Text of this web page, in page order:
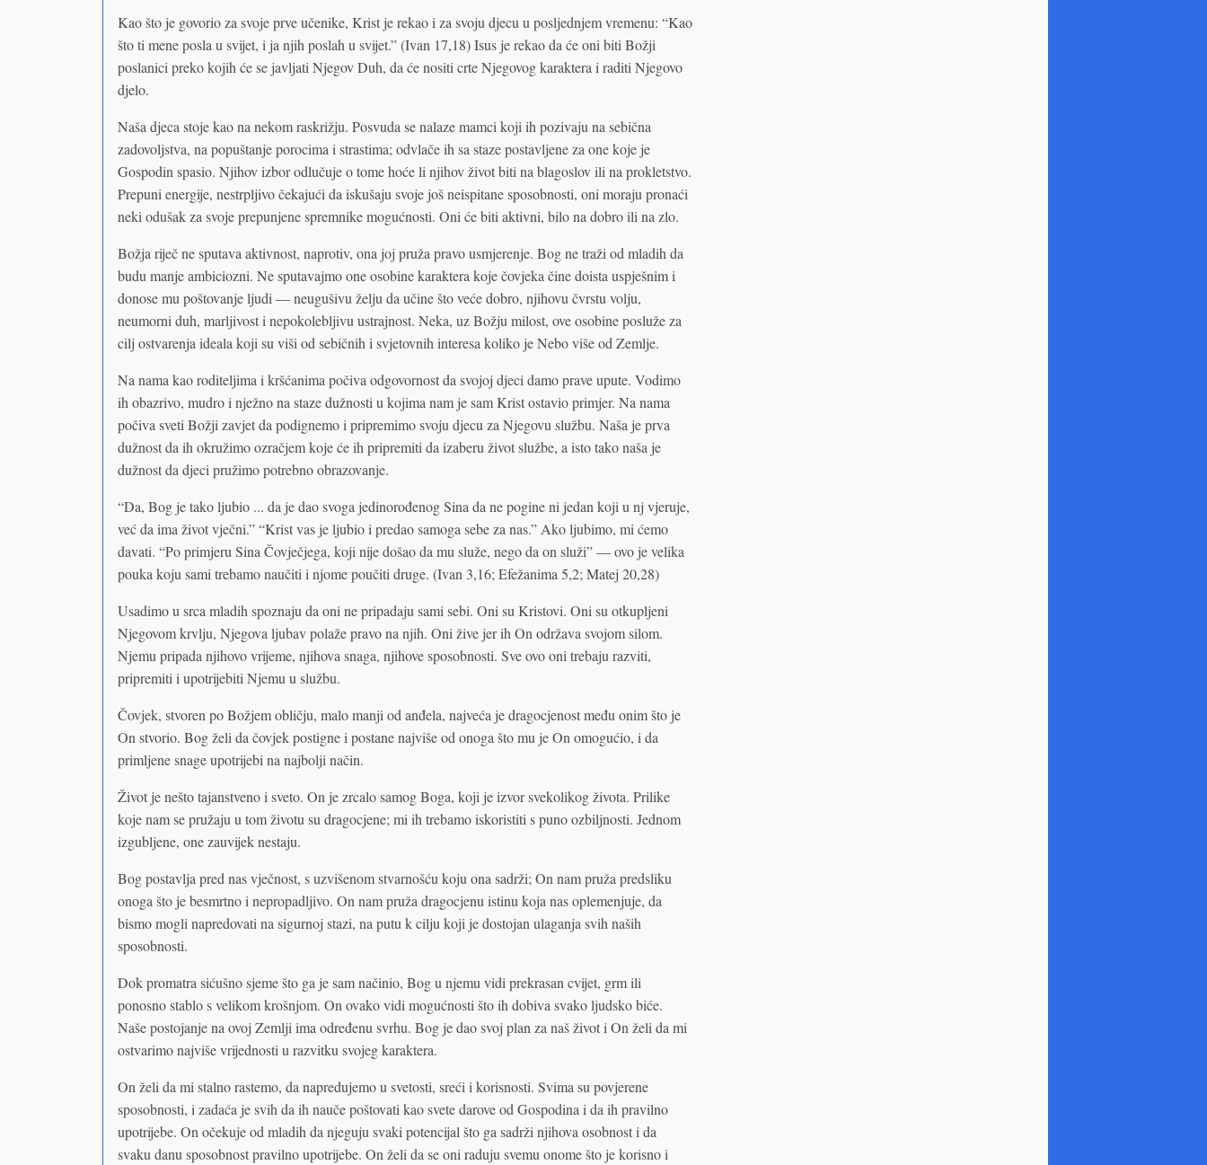
Kao što je govorio za svoje prve učenike, Krist je rekao i za svoju djecu u posljednjem vremenu: “Kao
što ti mene posla u svijet, i ja njih poslah u svijet.” (Ivan 17,18) Isus je rekao da će oni biti Božji
poslanici preko kojih će se javljati Njegov Duh, da će nositi crte Njegovog karaktera i raditi Njegovo
djelo.
Naša djeca stoje kao na nekom raskrižju. Posvuda se nalaze mamci koji ih pozivaju na sebična
zadovoljstva, na popuštanje porocima i strastima; odvlače ih sa staze postavljene za one koje je
Gospodin spasio. Njihov izbor odlučuje o tome hoće li njihov život biti na blagoslov ili na prokletstvo.
Prepuni energije, nestrpljivo čekajući da iskušaju svoje još neispitane sposobnosti, oni moraju pronaći
neki odušak za svoje prepunjene spremnike mogućnosti. Oni će biti aktivni, bilo na dobro ili na zlo.
Božja riječ ne sputava aktivnost, naprotiv, ona joj pruža pravo usmjerenje. Bog ne traži od mladih da
budu manje ambiciozni. Ne sputavajmo one osobine karaktera koje čovjeka čine doista uspješnim i
donose mu poštovanje ljudi — neugušivu želju da učine što veće dobro, njihovu čvrstu volju,
neumorni duh, marljivost i nepokolebljivu ustrajnost. Neka, uz Božju milost, ove osobine posluže za
cilj ostvarenja ideala koji su viši od sebičnih i svjetovnih interesa koliko je Nebo više od Zemlje.
Na nama kao roditeljima i kršćanima počiva odgovornost da svojoj djeci damo prave upute. Vodimo
ih obazrivo, mudro i nježno na staze dužnosti u kojima nam je sam Krist ostavio primjer. Na nama
počiva sveti Božji zavjet da podignemo i pripremimo svoju djecu za Njegovu službu. Naša je prva
dužnost da ih okružimo ozračjem koje će ih pripremiti da izaberu život službe, a isto tako naša je
dužnost da djeci pružimo potrebno obrazovanje.
“Da, Bog je tako ljubio ... da je dao svoga jedinorođenog Sina da ne pogine ni jedan koji u nj vjeruje,
već da ima život vječni.” “Krist vas je ljubio i predao samoga sebe za nas.” Ako ljubimo, mi ćemo
davati. “Po primjeru Sina Čovječjega, koji nije došao da mu služe, nego da on služi” — ovo je velika
pouka koju sami trebamo naučiti i njome poučiti druge. (Ivan 3,16; Efežanima 5,2; Matej 20,28)
Usadimo u srca mladih spoznaju da oni ne pripadaju sami sebi. Oni su Kristovi. Oni su otkupljeni
Njegovom krvlju, Njegova ljubav polaže pravo na njih. Oni žive jer ih On održava svojom silom.
Njemu pripada njihovo vrijeme, njihova snaga, njihove sposobnosti. Sve ovo oni trebaju razviti,
pripremiti i upotrijebiti Njemu u službu.
Čovjek, stvoren po Božjem obličju, malo manji od anđela, najveća je dragocjenost među onim što je
On stvorio. Bog želi da čovjek postigne i postane najviše od onoga što mu je On omogućio, i da
primljene snage upotrijebi na najbolji način.
Život je nešto tajanstveno i sveto. On je zrcalo samog Boga, koji je izvor svekolikog života. Prilike
koje nam se pružaju u tom životu su dragocjene; mi ih trebamo iskoristiti s puno ozbiljnosti. Jednom
izgubljene, one zauvijek nestaju.
Bog postavlja pred nas vječnost, s uzvišenom stvarnošću koju ona sadrži; On nam pruža predsliku
onoga što je besmrtno i nepropadljivo. On nam pruža dragocjenu istinu koja nas oplemenjuje, da
bismo mogli napredovati na sigurnoj stazi, na putu k cilju koji je dostojan ulaganja svih naših
sposobnosti.
Dok promatra sićušno sjeme što ga je sam načinio, Bog u njemu vidi prekrasan cvijet, grm ili
ponosno stablo s velikom krošnjom. On ovako vidi mogućnosti što ih dobiva svako ljudsko biće.
Naše postojanje na ovoj Zemlji ima određenu svrhu. Bog je dao svoj plan za naš život i On želi da mi
ostvarimo najviše vrijednosti u razvitku svojeg karaktera.
On želi da mi stalno rastemo, da napredujemo u svetosti, sreći i korisnosti. Svima su povjerene
sposobnosti, i zadaća je svih da ih nauče poštovati kao svete darove od Gospodina i da ih pravilno
upotrijebe. On očekuje od mladih da njeguju svaki potencijal što ga sadrži njihova osobnost i da
svaku danu sposobnost pravilno upotrijebe. On želi da se oni raduju svemu onome što je korisno i